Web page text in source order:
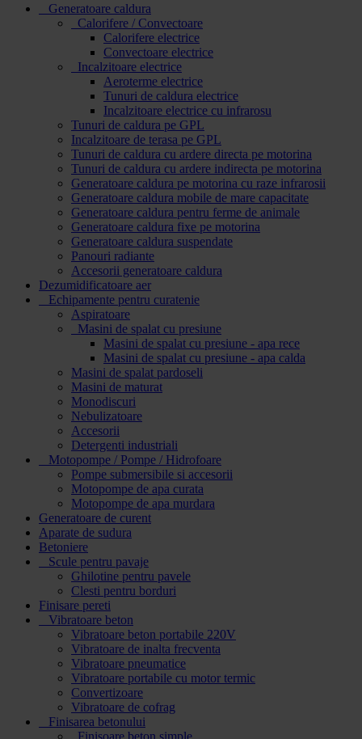
Generatoare caldura
Calorifere / Convectoare
Calorifere electrice
Convectoare electrice
Incalzitoare electrice
Aeroterme electrice
Tunuri de caldura electrice
Incalzitoare electrice cu infrarosu
Tunuri de caldura pe GPL
Incalzitoare de terasa pe GPL
Tunuri de caldura cu ardere directa pe motorina
Tunuri de caldura cu ardere indirecta pe motorina
Generatoare caldura pe motorina cu raze infrarosii
Generatoare caldura mobile de mare capacitate
Generatoare caldura pentru ferme de animale
Generatoare caldura fixe pe motorina
Generatoare caldura suspendate
Panouri radiante
Accesorii generatoare caldura
Dezumidificatoare aer
Echipamente pentru curatenie
Aspiratoare
Masini de spalat cu presiune
Masini de spalat cu presiune - apa rece
Masini de spalat cu presiune - apa calda
Masini de spalat pardoseli
Masini de maturat
Monodiscuri
Nebulizatoare
Accesorii
Detergenti industriali
Motopompe / Pompe / Hidrofoare
Pompe submersibile si accesorii
Motopompe de apa curata
Motopompe de apa murdara
Generatoare de curent
Aparate de sudura
Betoniere
Scule pentru pavaje
Ghilotine pentru pavele
Clesti pentru borduri
Finisare pereti
Vibratoare beton
Vibratoare beton portabile 220V
Vibratoare de inalta frecventa
Vibratoare pneumatice
Vibratoare portabile cu motor termic
Convertizoare
Vibratoare de cofrag
Finisarea betonului
Finisoare beton simple